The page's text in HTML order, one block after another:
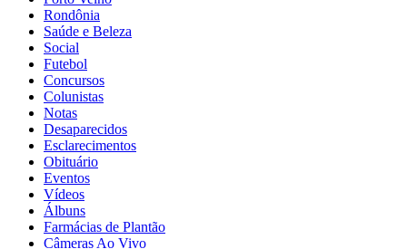
Rondônia
Saúde e Beleza
Social
Futebol
Concursos
Colunistas
Notas
Desaparecidos
Esclarecimentos
Obituário
Eventos
Vídeos
Álbuns
Farmácias de Plantão
Câmeras Ao Vivo